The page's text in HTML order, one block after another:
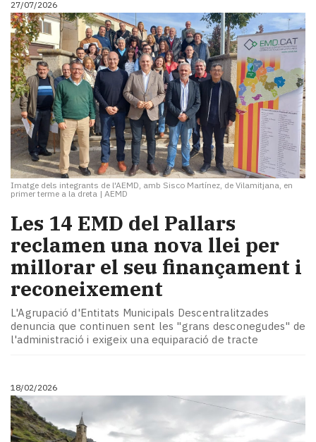
i
turisme
Cultura
Esports
Mai
tant!
TV
i
mitjans
El
temps
Reportatges
Enquestes
A
escena!
Dis
la
Subscriptors
La
Pallars
Contingut
patrocinat
Lo
27/07/2026
Imatge dels integrants de l'AEMD, amb Sisco Martínez, de Vilamitjana, en
primer terme a la dreta | AEMD
​Les 14 EMD del Pallars
reclamen una nova llei per
millorar el seu finançament i
reconeixement
L'Agrupació d'Entitats Municipals Descentralitzades
denuncia que continuen sent les "grans desconegudes" de
l'administració i exigeix una equiparació de tracte
18/02/2026